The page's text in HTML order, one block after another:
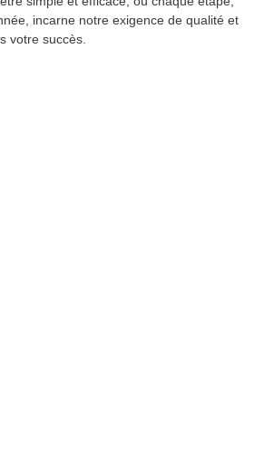
incarne notre exigence de qualité et
votre succès.